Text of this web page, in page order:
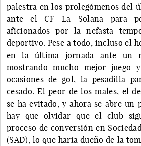
palestra en los prolegómenos del
ante el CF La Solana para
aficionados por la nefasta
deportivo. Pese a todo, incluso el
en la última jornada ante un
mostrando mucho mejor juego
ocasiones de gol, la pesadilla
cesado. El peor de los males, el
se ha evitado, y ahora se abre un
hay que olvidar que el club
proceso de conversión en
(SAD), lo que haría dueño de la